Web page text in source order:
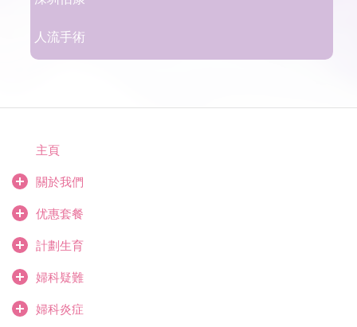
人流手術
主頁
關於我們
优惠套餐
計劃生育
婦科疑難
婦科炎症